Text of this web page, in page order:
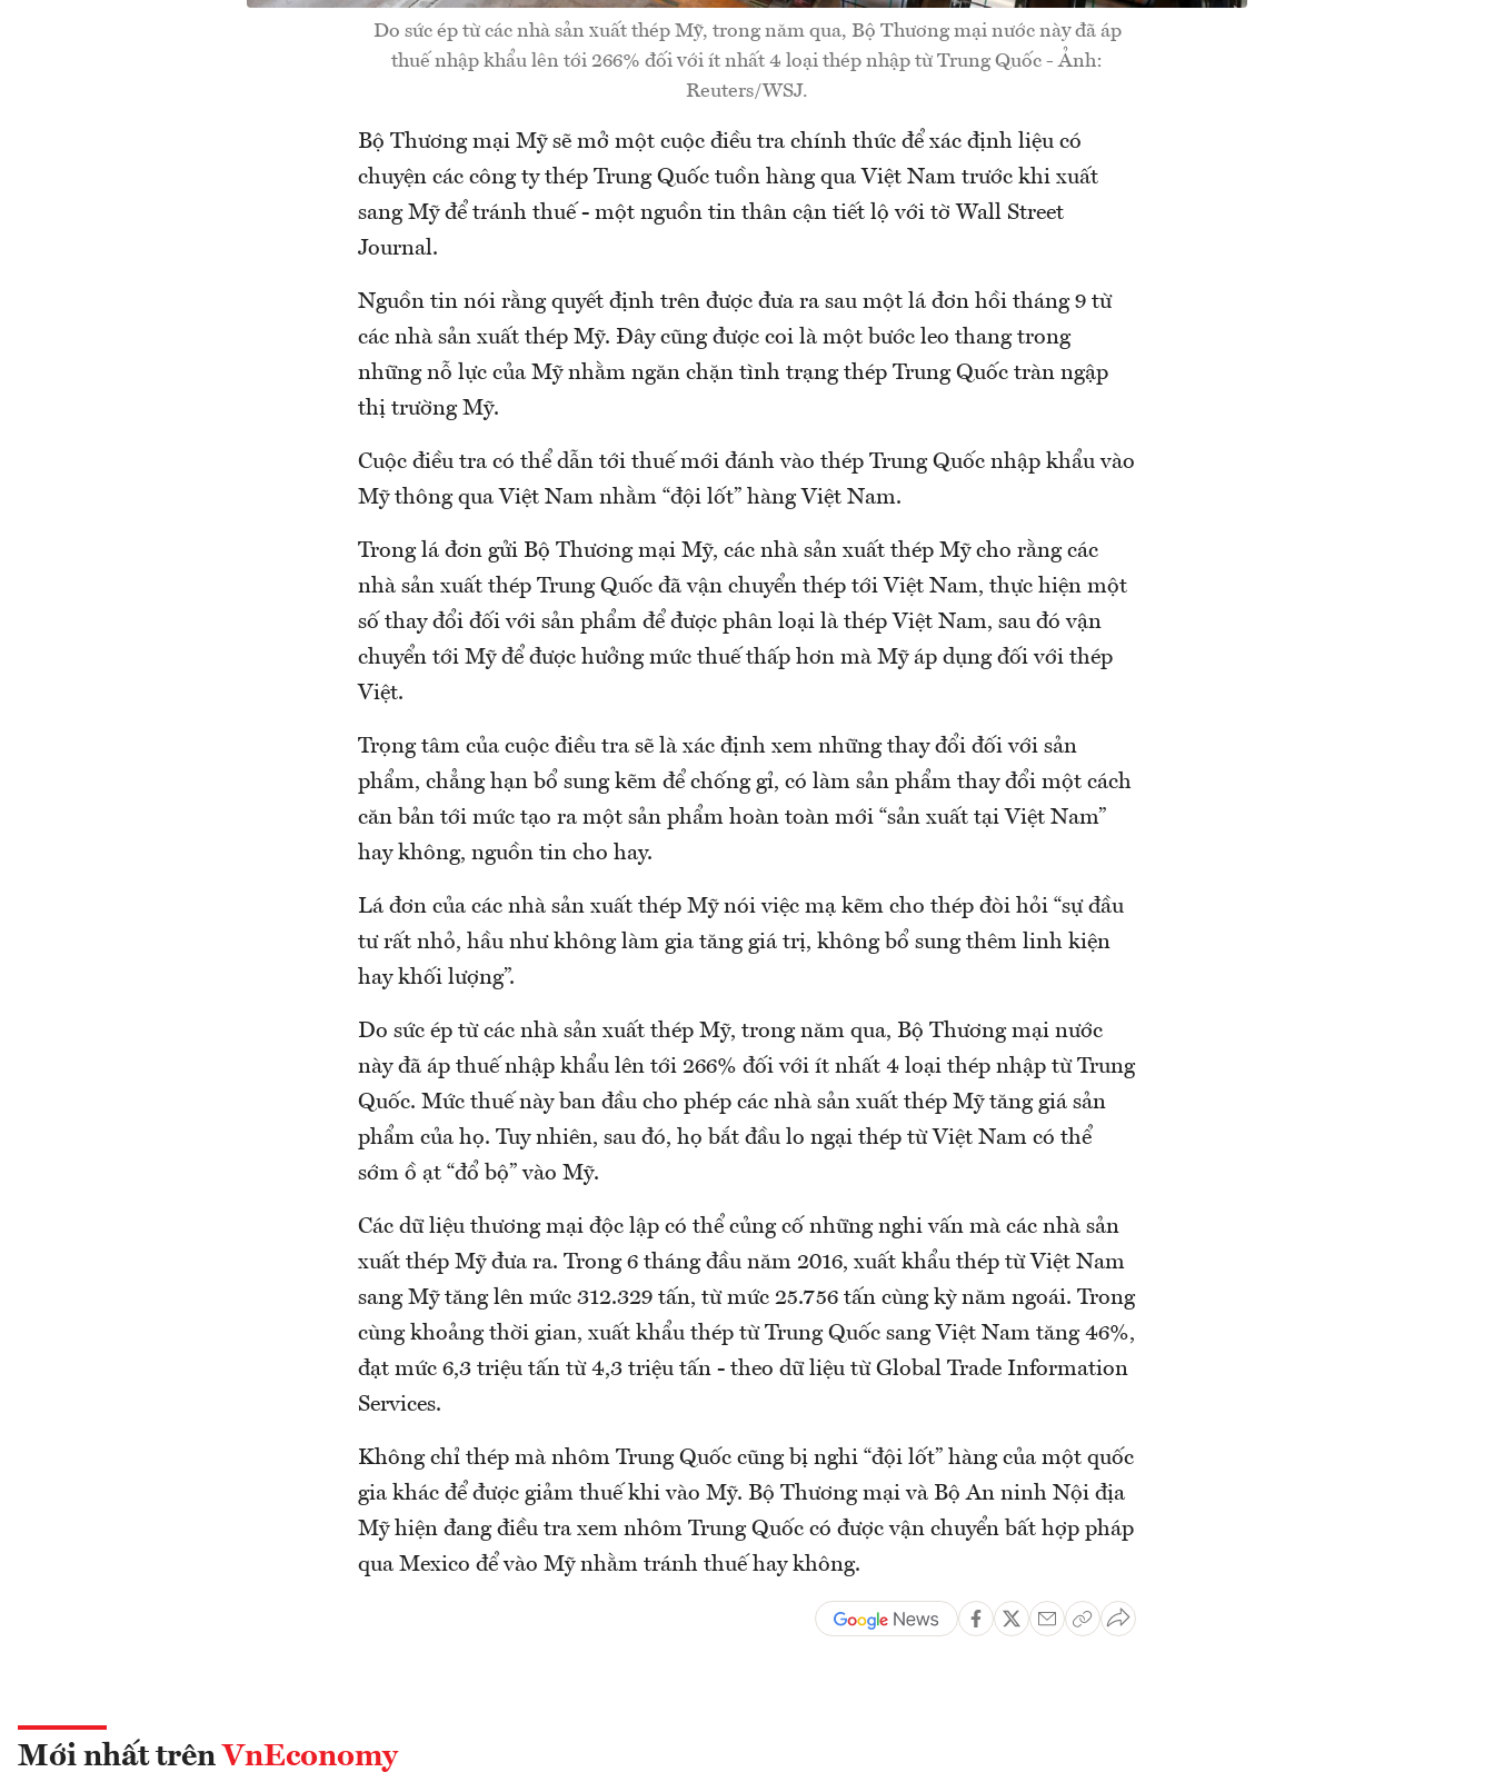
Do sức ép từ các nhà sản xuất thép Mỹ, trong năm qua, Bộ Thương mại nước này đã áp
thuế nhập khẩu lên tới 266% đối với ít nhất 4 loại thép nhập từ Trung Quốc - Ảnh:
Reuters/WSJ.
Bộ Thương mại Mỹ sẽ mở một cuộc điều tra chính thức để xác định liệu có
chuyện các công ty thép Trung Quốc tuồn hàng qua Việt Nam trước khi xuất
sang Mỹ để tránh thuế - một nguồn tin thân cận tiết lộ với tờ Wall Street
Journal.
Nguồn tin nói rằng quyết định trên được đưa ra sau một lá đơn hồi tháng 9 từ
các nhà sản xuất thép Mỹ. Đây cũng được coi là một bước leo thang trong
những nỗ lực của Mỹ nhằm ngăn chặn tình trạng thép Trung Quốc tràn ngập
thị trường Mỹ.
Cuộc điều tra có thể dẫn tới thuế mới đánh vào thép Trung Quốc nhập khẩu vào
Mỹ thông qua Việt Nam nhằm “đội lốt” hàng Việt Nam.
Trong lá đơn gửi Bộ Thương mại Mỹ, các nhà sản xuất thép Mỹ cho rằng các
nhà sản xuất thép Trung Quốc đã vận chuyển thép tới Việt Nam, thực hiện một
số thay đổi đối với sản phẩm để được phân loại là thép Việt Nam, sau đó vận
chuyển tới Mỹ để được hưởng mức thuế thấp hơn mà Mỹ áp dụng đối với thép
Việt.
Trọng tâm của cuộc điều tra sẽ là xác định xem những thay đổi đối với sản
phẩm, chẳng hạn bổ sung kẽm để chống gỉ, có làm sản phẩm thay đổi một cách
căn bản tới mức tạo ra một sản phẩm hoàn toàn mới “sản xuất tại Việt Nam”
hay không, nguồn tin cho hay.
Lá đơn của các nhà sản xuất thép Mỹ nói việc mạ kẽm cho thép đòi hỏi “sự đầu
tư rất nhỏ, hầu như không làm gia tăng giá trị, không bổ sung thêm linh kiện
hay khối lượng”.
Do sức ép từ các nhà sản xuất thép Mỹ, trong năm qua, Bộ Thương mại nước
này đã áp thuế nhập khẩu lên tới 266% đối với ít nhất 4 loại thép nhập từ Trung
Quốc. Mức thuế này ban đầu cho phép các nhà sản xuất thép Mỹ tăng giá sản
phẩm của họ. Tuy nhiên, sau đó, họ bắt đầu lo ngại thép từ Việt Nam có thể
sớm ồ ạt “đổ bộ” vào Mỹ.
Các dữ liệu thương mại độc lập có thể củng cố những nghi vấn mà các nhà sản
xuất thép Mỹ đưa ra. Trong 6 tháng đầu năm 2016, xuất khẩu thép từ Việt Nam
sang Mỹ tăng lên mức 312.329 tấn, từ mức 25.756 tấn cùng kỳ năm ngoái. Trong
cùng khoảng thời gian, xuất khẩu thép từ Trung Quốc sang Việt Nam tăng 46%,
đạt mức 6,3 triệu tấn từ 4,3 triệu tấn - theo dữ liệu từ Global Trade Information
Services.
Không chỉ thép mà nhôm Trung Quốc cũng bị nghi “đội lốt” hàng của một quốc
gia khác để được giảm thuế khi vào Mỹ. Bộ Thương mại và Bộ An ninh Nội địa
Mỹ hiện đang điều tra xem nhôm Trung Quốc có được vận chuyển bất hợp pháp
qua Mexico để vào Mỹ nhằm tránh thuế hay không.
Mới nhất trên VnEconomy